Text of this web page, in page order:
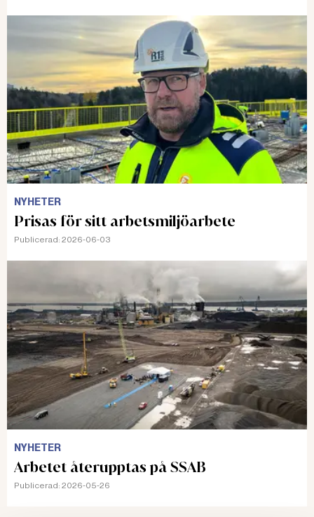
NYHETER
Prisas för sitt arbetsmiljöarbete
Publicerad: 2026-06-03
NYHETER
Arbetet återupptas på SSAB
Publicerad: 2026-05-26